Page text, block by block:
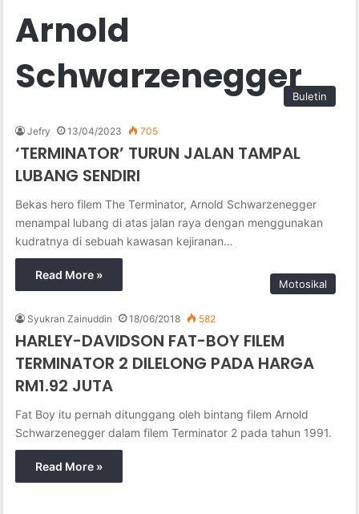
Arnold
SchwarzeneggerBuletin
Jefry 13/04/2023 705
‘TERMINATOR’ TURUN JALAN TAMPAL
LUBANG SENDIRI
Bekas hero filem The Terminator, Arnold Schwarzenegger
menampal lubang di atas jalan raya dengan menggunakan
kudratnya di sebuah kawasan kejiranan…
Read More »
Motosikal
Syukran Zainuddin 18/06/2018 582
HARLEY-DAVIDSON FAT-BOY FILEM
TERMINATOR 2 DILELONG PADA HARGA
RM1.92 JUTA
Fat Boy itu pernah ditunggang oleh bintang filem Arnold
Schwarzenegger dalam filem Terminator 2 pada tahun 1991.
Read More »